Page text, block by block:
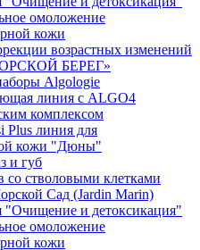
омоложение
кожи
возрастных изменений
БЕРЕГ»
Algologie
линия с ALGO4
комплексом
Plus линия для
кожи "Дюны"
и губ
со стволовыми клетками
Сад (Jardin Marin)
"Очищение и детоксикация"
омоложение
кожи